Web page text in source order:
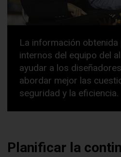
La información
internos del equipo del
ayudar a los
abordar mejor las
seguridad y la eficiencia.
Planificar la